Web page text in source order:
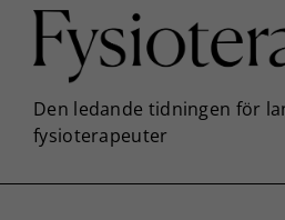
innehållet